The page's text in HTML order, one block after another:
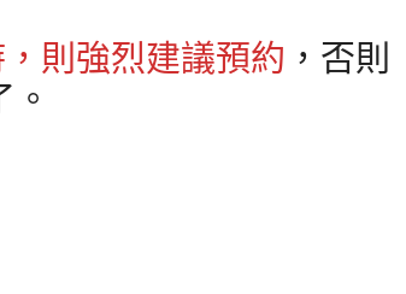
則強烈建議預約 ，否則